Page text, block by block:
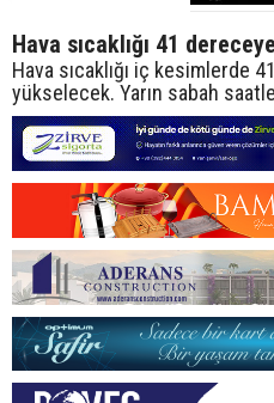
Hava sıcaklığı 41
Hava sıcaklığı iç kesimlerde
yükselecek. Yarın sabah